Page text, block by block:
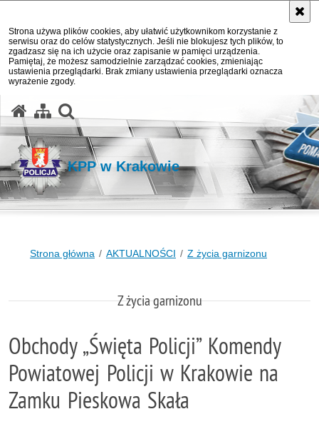
Strona używa plików cookies, aby ułatwić użytkownikom korzystanie z
serwisu oraz do celów statystycznych. Jeśli nie blokujesz tych plików, to
zgadzasz się na ich użycie oraz zapisanie w pamięci urządzenia.
Pamiętaj, że możesz samodzielnie zarządzać cookies, zmieniając
ustawienia przeglądarki. Brak zmiany ustawienia przeglądarki oznacza
wyrażenie zgody.
KPP w Krakowie
Strona główna AKTUALNOŚCI Z życia garnizonu
Z życia garnizonu
Obchody „Święta Policji” Komendy
Powiatowej Policji w Krakowie na
Zamku Pieskowa Skała